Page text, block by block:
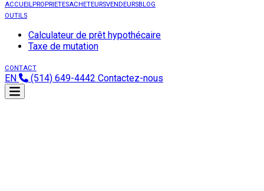
ACCUEILPROPRIETESACHETEURSVENDEURSBLOG
OUTILS
Calculateur de prêt hypothécaire
Taxe de mutation
CONTACT
EN (514) 649-4442 Contactez-nous